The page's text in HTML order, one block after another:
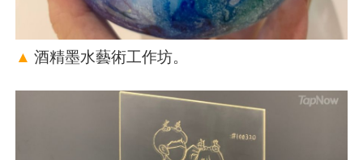
▲ 酒精墨水藝術工作坊。